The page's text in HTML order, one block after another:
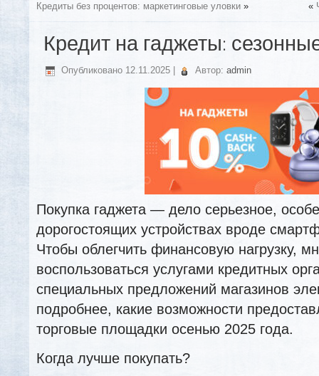
Кредиты без процентов: маркетинговые уловки » «
Кредит на гаджеты:
Опубликовано 12.11.2025 Автор: admin
Покупка гаджета — дело серьезное,
дорогостоящих устройствах вроде
Чтобы облегчить финансовую нагрузку,
воспользоваться услугами кредитных
специальных предложений магазинов
подробнее, какие возможности
торговые площадки осенью 2025 года.
Когда лучше покупать?